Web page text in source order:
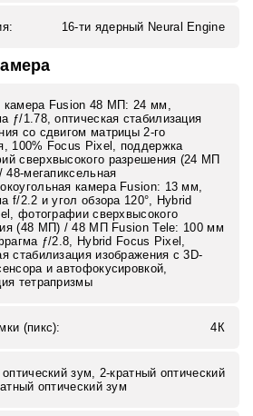
16-ти ядерный Neural Engine
камера Fusion 48 МП: 24 мм,
ƒ/1.78, оптическая стабилизация
со сдвигом матрицы 2-го
100% Focus Pixel, поддержка
сверхвысокого разрешения (24 МП
мегапиксельная
камера Fusion: 13 мм,
f/2.2 и угол обзора 120°, Hybrid
фотографии сверхвысокого
(48 МП) / 48 МП Fusion Tele: 100 мм
ƒ/2.8, Hybrid Focus Pixel,
стабилизация изображения с 3D-
и автофокусировкой,
тетрапризмы
(пикс): 4К
зум, 2-кратный оптический
оптический зум